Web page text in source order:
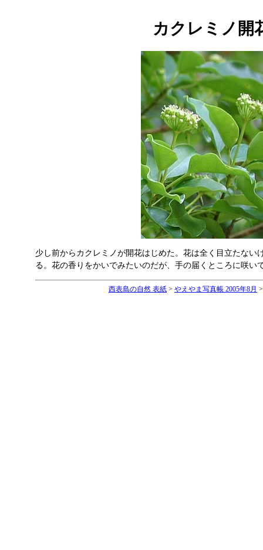
カクレミノ開
少し前からカクレミノが開花はじめた。花は全く目立たない
る。花の香りをかいでみたいのだが、手の届くところに咲い
西表島の自然 表紙 > やえやま写真帳 2005年8月